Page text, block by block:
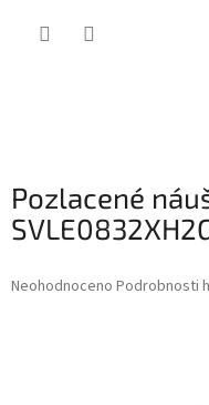
Pozlacené
Průměrné
Neohodnoceno Podrobnosti